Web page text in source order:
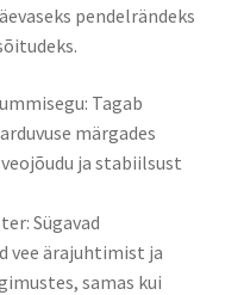
pendelrändeks
Tagab
märgades
ja stabiilsust
Sügavad
vee ärajuhtimist ja
samas kui